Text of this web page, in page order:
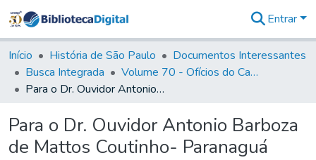
&
Coleções
Tudo na
Biblioteca
Estatísticas
Entrar
Início História de São Paulo
Documentos Interessantes
Busca Integrada
Volume 70 - Ofícios do Capitão General Martins Lopes de Saldanha aos diversos funcionários da Capitania (1775-1776)
Para o Dr. Ouvidor Antonio Barboza de Mattos Coutinho- Paranaguá
Para o Dr. Ouvidor Antonio Barboza
de Mattos Coutinho- Paranaguá